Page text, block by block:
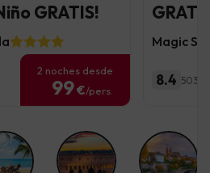
GRATIS!
2 noches desde
99€/pers.
Magic
8.4 503